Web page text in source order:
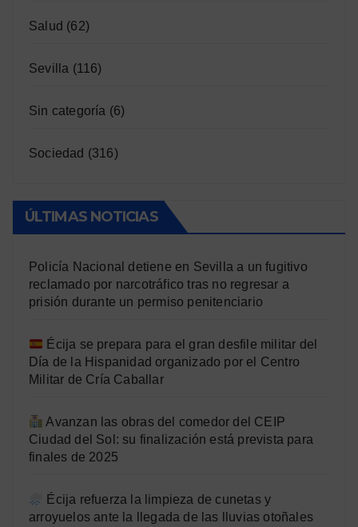
Salud (62)
Sevilla (116)
Sin categoría (6)
Sociedad (316)
ÚLTIMAS NOTICIAS
Policía Nacional detiene en Sevilla a un fugitivo
reclamado por narcotráfico tras no regresar a
prisión durante un permiso penitenciario
Écija se prepara para el gran desfile militar del
Día de la Hispanidad organizado por el Centro
Militar de Cría Caballar
Avanzan las obras del comedor del CEIP
Ciudad del Sol: su finalización está prevista para
finales de 2025
Écija refuerza la limpieza de cunetas y
arroyuelos ante la llegada de las lluvias otoñales